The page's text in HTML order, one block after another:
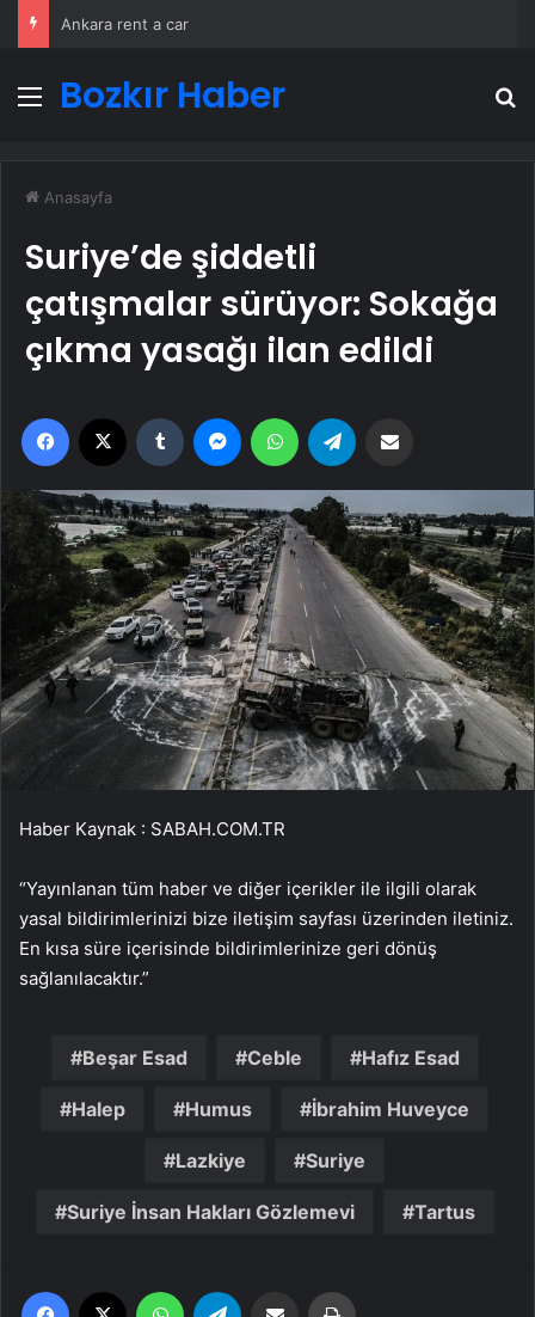
Ankara rent a car
Menü
Bozkır Haber
Anasayfa
Suriye’de şiddetli
çatışmalar sürüyor: Sokağa
çıkma yasağı ilan edildi
Facebook Tumblr MessengerWhatsApp
Haber Kaynak : SABAH.COM.TR
“Yayınlanan tüm haber ve diğer içerikler ile ilgili olarak
yasal bildirimlerinizi bize iletişim sayfası üzerinden iletiniz.
En kısa süre içerisinde bildirimlerinize geri dönüş
sağlanılacaktır.”
Beşar Esad Ceble Hafız Esad
Halep Humus İbrahim Huveyce
Lazkiye Suriye
Suriye İnsan Hakları Gözlemevi Tartus
Facebook WhatsApp Email'den paylaş